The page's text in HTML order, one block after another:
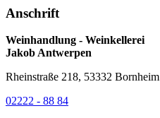
Anschrift
Weinhandlung - Weinkellerei
Jakob Antwerpen
Rheinstraße 218, 53332 Bornheim
02222 - 88 84